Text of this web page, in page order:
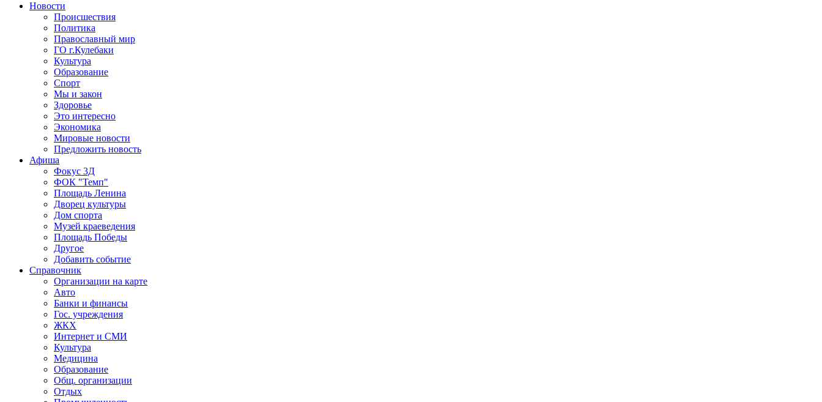
Новости
Происшествия
Политика
Православный мир
ГО г.Кулебаки
Культура
Образование
Спорт
Мы и закон
Здоровье
Это интересно
Экономика
Мировые новости
Предложить новость
Афиша
Фокус 3Д
ФОК "Темп"
Площадь Ленина
Дворец культуры
Дом спорта
Музей краеведения
Площадь Победы
Другое
Добавить событие
Справочник
Организации на карте
Авто
Банки и финансы
Гос. учреждения
ЖКХ
Интернет и СМИ
Культура
Медицина
Образование
Общ. организации
Отдых